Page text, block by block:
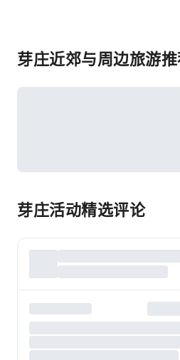
芽庄近郊与周边旅游
芽庄活动精选评论